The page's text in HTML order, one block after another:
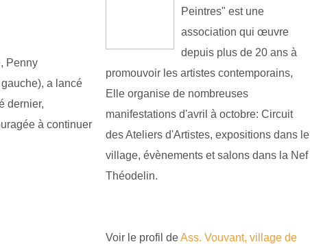
Penny
a lancé
dernier,
à continuer
Peintres" est une
association qui œuvre
depuis plus de 20 ans à
promouvoir les artistes contemporains,
Elle organise de nombreuses
manifestations d'avril à octobre: Circuit
des Ateliers d'Artistes, expositions dans le
village, évènements et salons dans la Nef
Théodelin.
Voir le profil deAss. Vouvant, village de